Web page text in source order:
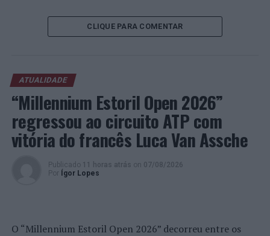
CLIQUE PARA COMENTAR
ATUALIDADE
“Millennium Estoril Open 2026”
regressou ao circuito ATP com
vitória do francês Luca Van Assche
Publicado 11 horas atrás on 07/08/2026
Por
Ígor Lopes
O “Millennium Estoril Open 2026” decorreu entre os